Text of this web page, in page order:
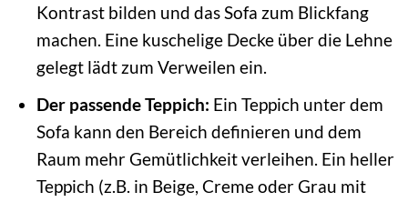
Kontrast bilden und das Sofa zum Blickfang
machen. Eine kuschelige Decke über die Lehne
gelegt lädt zum Verweilen ein.
Der passende Teppich: Ein Teppich unter dem
Sofa kann den Bereich definieren und dem
Raum mehr Gemütlichkeit verleihen. Ein heller
Teppich (z.B. in Beige, Creme oder Grau mit